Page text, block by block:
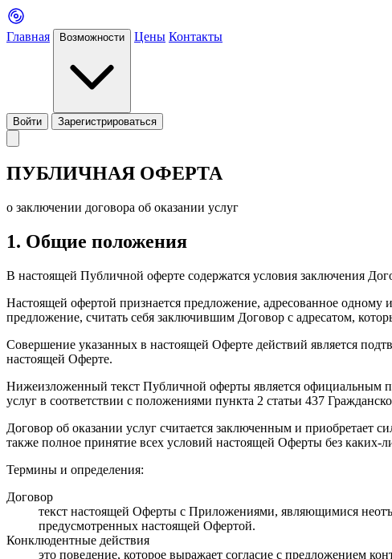
Главная Возможности Цены Контакты
Войти Зарегистрироваться
ПУБЛИЧНАЯ ОФЕРТА
о заключении договора об оказании услуг
1. Общие положения
В настоящей Публичной оферте содержатся условия заключения
Настоящей офертой признается предложение, адресованное
предложение, считать себя заключившим Договор с адресатом,
Совершение указанных в настоящей Оферте действий является
настоящей Оферте.
Нижеизложенный текст Публичной оферты является официальным
услуг в соответствии с положениями пункта 2 статьи 437
Договор об оказании услуг считается заключенным и приобретает
также полное принятие всех условий настоящей Оферты без каких-
Термины и определения:
Договор
текст настоящей Оферты с Приложениями, являющимися
предусмотренных настоящей Офертой.
Конклюдентные действия
это поведение, которое выражает согласие с предложением